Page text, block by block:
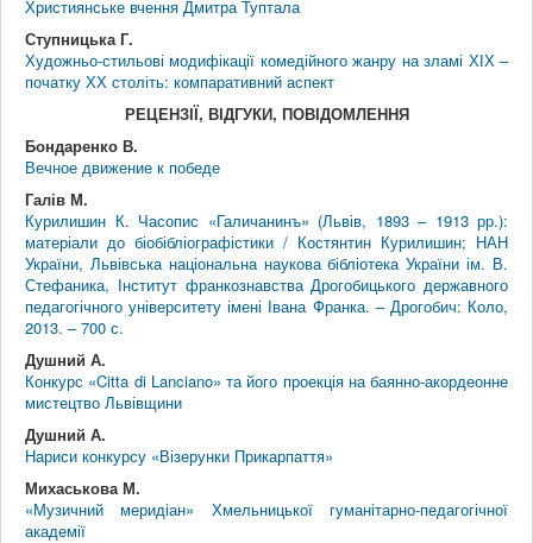
Християнське вчення Дмитра Туптала
Ступницька Г.
Художньо-стильові модифікації комедійного жанру на зламі ХІХ –
початку ХХ століть: компаративний аспект
РЕЦЕНЗІЇ, ВІДГУКИ, ПОВІДОМЛЕННЯ
Бондаренко В.
Вечное движение к победе
Галів М.
Курилишин К. Часопис «Галичанинъ» (Львів, 1893 – 1913 рр.):
матеріали до біобібліографістики / Костянтин Курилишин; НАН
України, Львівська національна наукова бібліотека України ім. В.
Стефаника, Інститут франкознавства Дрогобицького державного
педагогічного університету імені Івана Франка. – Дрогобич: Коло,
2013. – 700 с.
Душний А.
Конкурс «Citta di Lanciano» та його проекція на баянно-акордеонне
мистецтво Львівщини
Душний А.
Нариси конкурсу «Візерунки Прикарпаття»
Михаськова М.
«Музичний меридіан» Хмельницької гуманітарно-педагогічної
академії